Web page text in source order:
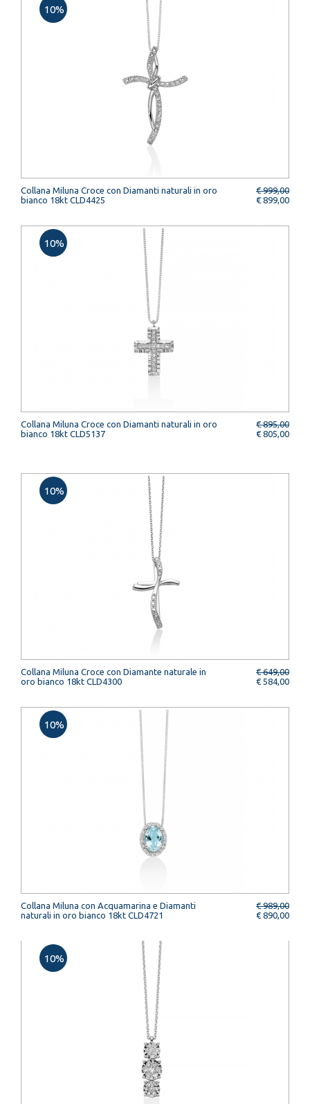
Collana Miluna Croce con Diamanti naturali in oro
bianco 18kt CLD4425
€ 999,00
€ 899,00
10%
Collana Miluna Croce con Diamanti naturali in oro
bianco 18kt CLD5137
€ 895,00
€ 805,00
10%
Collana Miluna Croce con Diamante naturale in
oro bianco 18kt CLD4300
€ 649,00
€ 584,00
10%
Collana Miluna con Acquamarina e Diamanti
naturali in oro bianco 18kt CLD4721
€ 989,00
€ 890,00
10%
10%